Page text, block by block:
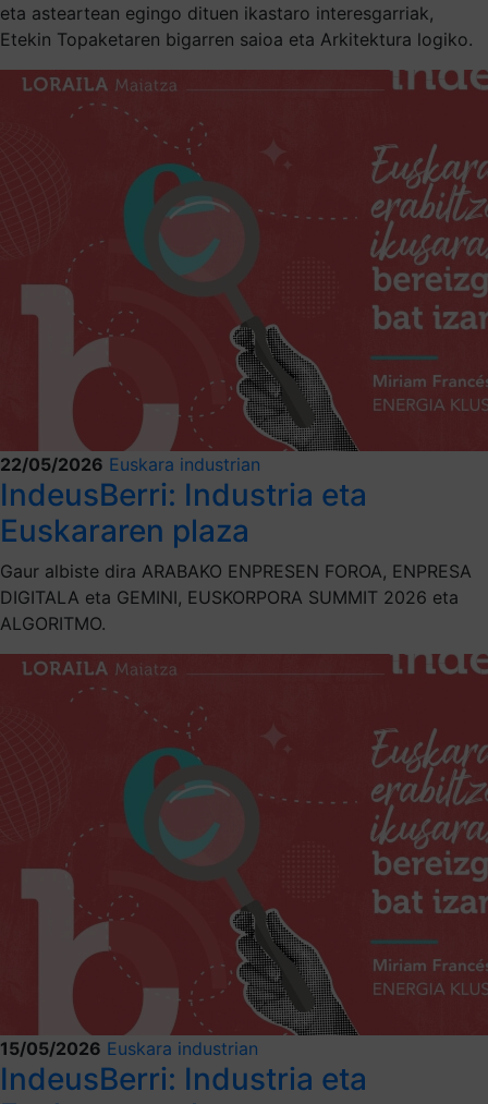
eta asteartean egingo dituen ikastaro interesgarriak,
Etekin Topaketaren bigarren saioa eta Arkitektura logiko.
22/05/2026 Euskara industrian
IndeusBerri: Industria eta
Euskararen plaza
Gaur albiste dira ARABAKO ENPRESEN FOROA, ENPRESA
DIGITALA eta GEMINI, EUSKORPORA SUMMIT 2026 eta
ALGORITMO.
15/05/2026 Euskara industrian
IndeusBerri: Industria eta